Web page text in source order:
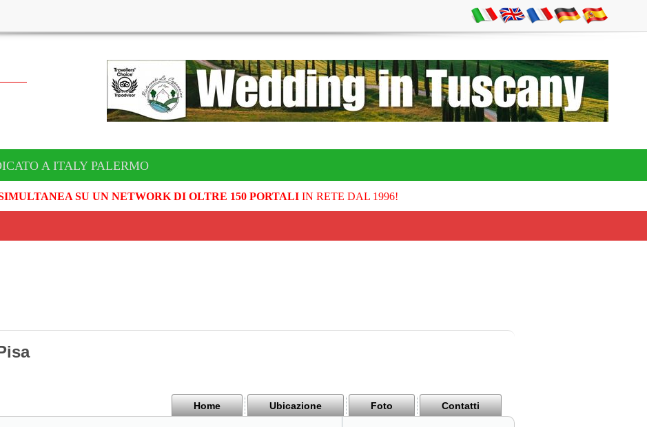
A ITALY PALERMO
SU UN NETWORK DI OLTRE 150 PORTALIIN RETE DAL 1996!
Home Ubicazione Foto Contatti